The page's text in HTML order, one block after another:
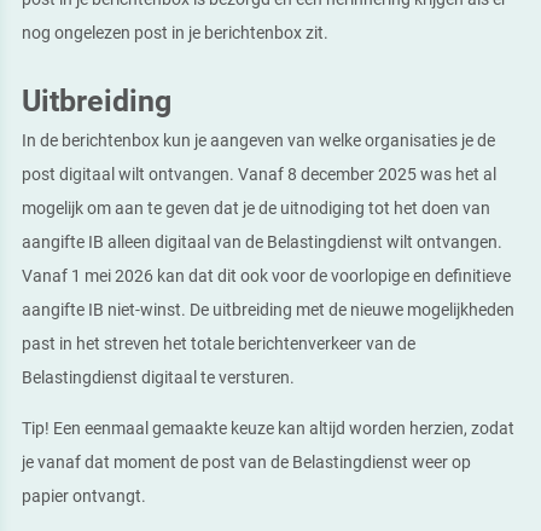
nog ongelezen post in je berichtenbox zit.
Uitbreiding
In de berichtenbox kun je aangeven van welke organisaties je de
post digitaal wilt ontvangen. Vanaf 8 december 2025 was het al
mogelijk om aan te geven dat je de uitnodiging tot het doen van
aangifte IB alleen digitaal van de Belastingdienst wilt ontvangen.
Vanaf 1 mei 2026 kan dat dit ook voor de voorlopige en definitieve
aangifte IB niet-winst. De uitbreiding met de nieuwe mogelijkheden
past in het streven het totale berichtenverkeer van de
Belastingdienst digitaal te versturen.
Tip! Een eenmaal gemaakte keuze kan altijd worden herzien, zodat
je vanaf dat moment de post van de Belastingdienst weer op
papier ontvangt.